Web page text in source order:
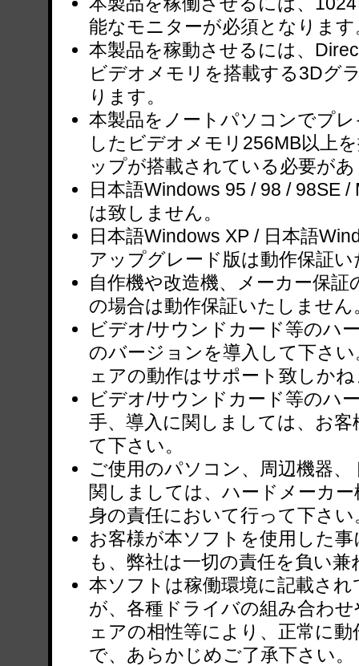
能なモニターが必須となります
本製品を稼動させるには、
ビデオメモリを搭載する3Dグ
ります。
本製品をノートパソコンでプ
したビデオメモリ256MB以上
ップが搭載されている必要が
日本語Windows 95 / 98 / 98SE
は致しません。
日本語Windows XP / 日本語
アップグレード版は動作保証
自作機や改造機、メーカー保
の場合は動作保証いたしません
ビデオ/サウンドカード等のハ
のバージョンを導入して下さ
ェアの動作はサポート致しか
ビデオ/サウンドカード等のハ
手、導入に関しましては、お
て下さい。
ご使用のパソコン、周辺機器
関しましては、ハードメーカ
身の責任において行って下さい
お客様が本ソフトを使用した
も、弊社は一切の責任を負い兼
本ソフトは稼働環境に記載さ
が、各種ドライバの組み合わ
ェアの相性等により、正常に
で、あらかじめご了承下さい。